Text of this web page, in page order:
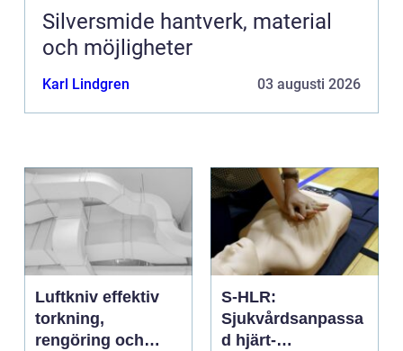
Silversmide hantverk, material
och möjligheter
Karl Lindgren 03 augusti 2026
Luftkniv effektiv
torkning,
rengöring och
S-HLR:
Sjukvårdsanpassa
d hjärt-